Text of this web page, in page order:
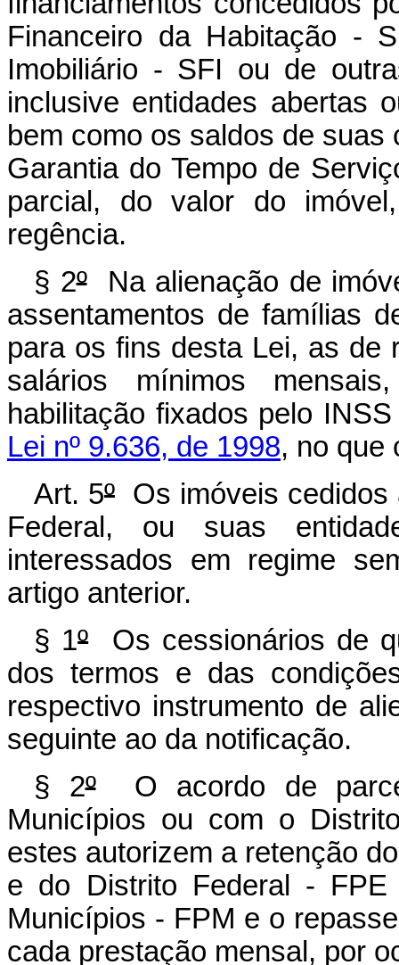
Financeiro da Habitação -
Imobiliário - SFI ou de
inclusive entidades abertas
bem como os saldos de
Garantia do Tempo de
parcial, do valor do
regência.
§ 2ºNa alienação de
assentamentos de famílias
para os fins desta Lei, as de
salários mínimos
habilitação fixados pelo
Lei nº 9.636, de 1998, no que
Art. 5º Os imóveis
Federal, ou suas
interessados em regime
artigo anterior.
§ 1ºOs cessionários de
dos termos e das
respectivo instrumento de
seguinte ao da notificação.
§ 2ºO acordo de
Municípios ou com o
estes autorizem a retenção
e do Distrito Federal -
Municípios - FPM e o
cada prestação mensal, por